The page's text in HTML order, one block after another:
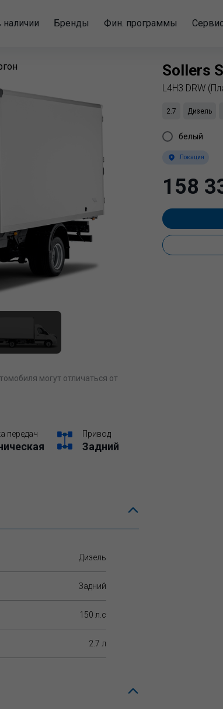
Бренды Фин. программы
могут отличаться от
передач Привод
Задний
Дизель
Задний
150 л.c
2.7 л
Sollers
L4H3 DRW
2.7 Дизель
белый
Локация
158